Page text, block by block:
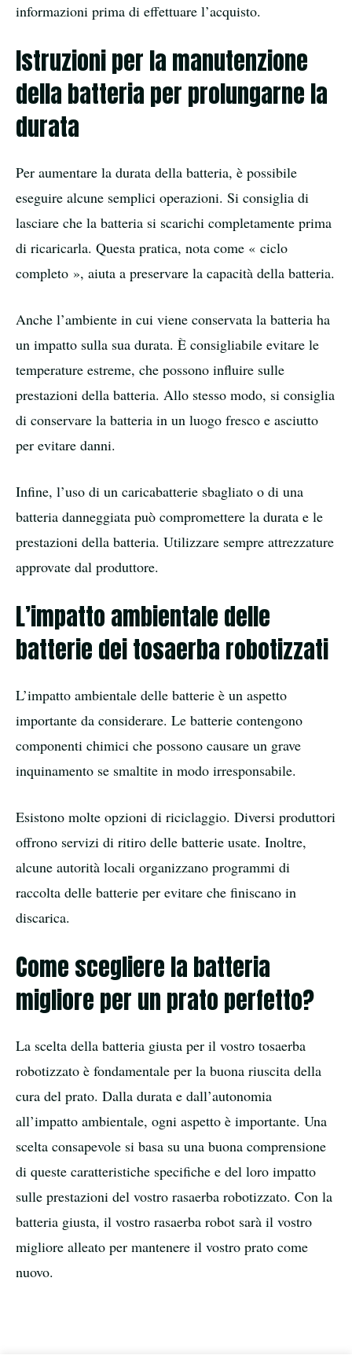
informazioni prima di effettuare l’acquisto.
Istruzioni per la manutenzione
della batteria per prolungarne la
durata
Per aumentare la durata della batteria, è possibile
eseguire alcune semplici operazioni. Si consiglia di
lasciare che la batteria si scarichi completamente prima
di ricaricarla. Questa pratica, nota come « ciclo
completo », aiuta a preservare la capacità della batteria.
Anche l’ambiente in cui viene conservata la batteria ha
un impatto sulla sua durata. È consigliabile evitare le
temperature estreme, che possono influire sulle
prestazioni della batteria. Allo stesso modo, si consiglia
di conservare la batteria in un luogo fresco e asciutto
per evitare danni.
Infine, l’uso di un caricabatterie sbagliato o di una
batteria danneggiata può compromettere la durata e le
prestazioni della batteria. Utilizzare sempre attrezzature
approvate dal produttore.
L’impatto ambientale delle
batterie dei tosaerba robotizzati
L’impatto ambientale delle batterie è un aspetto
importante da considerare. Le batterie contengono
componenti chimici che possono causare un grave
inquinamento se smaltite in modo irresponsabile.
Esistono molte opzioni di riciclaggio. Diversi produttori
offrono servizi di ritiro delle batterie usate. Inoltre,
alcune autorità locali organizzano programmi di
raccolta delle batterie per evitare che finiscano in
discarica.
Come scegliere la batteria
migliore per un prato perfetto?
La scelta della batteria giusta per il vostro tosaerba
robotizzato è fondamentale per la buona riuscita della
cura del prato. Dalla durata e dall’autonomia
all’impatto ambientale, ogni aspetto è importante. Una
scelta consapevole si basa su una buona comprensione
di queste caratteristiche specifiche e del loro impatto
sulle prestazioni del vostro rasaerba robotizzato. Con la
batteria giusta, il vostro rasaerba robot sarà il vostro
migliore alleato per mantenere il vostro prato come
nuovo.